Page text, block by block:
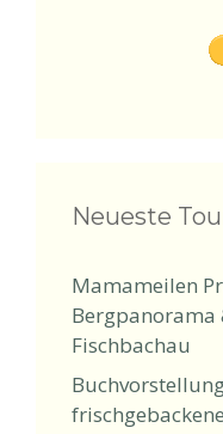
Neueste
Mamameilen
Bergpanorama
Fischbachau